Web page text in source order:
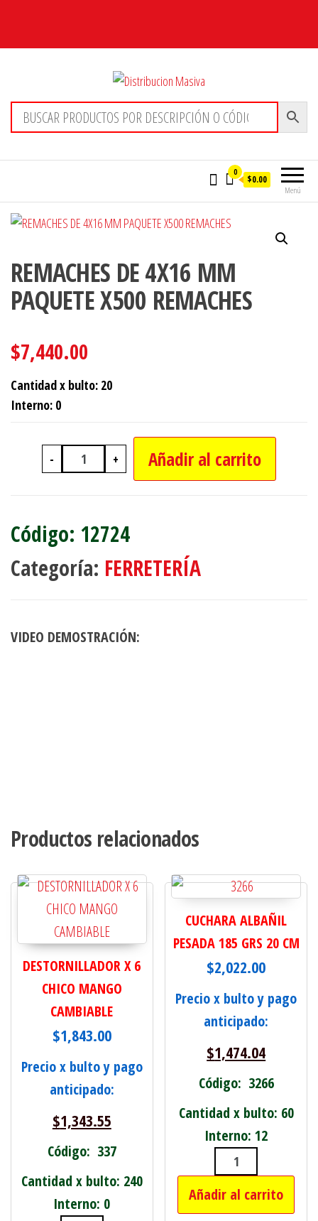
Distribucion Masiva
Menú
0
$0.00
REMACHES DE 4X16 MM
PAQUETE X500 REMACHES
$7,440.00
Cantidad x bulto: 20
Interno: 0
-
REMACHES DE 4X16 MM PAQUETE
+ Añadir al carrito
12724
Categoría: FERRETERÍA
VIDEO DEMOSTRACIÓN:
Productos relacionados
DESTORNILLADOR X 6
CHICO MANGO
CAMBIABLE
$1,843.00
Precio x bulto y pago
anticipado:
$1,343.55
Código: 337
Cantidad x bulto: 240
Interno: 0
CUCHARA ALBAÑIL
PESADA 185 GRS 20 CM
$2,022.00
Precio x bulto y pago
anticipado:
$1,474.04
Código: 3266
Cantidad x bulto: 60
Interno: 12
CUCHARA
Añadir al carrito